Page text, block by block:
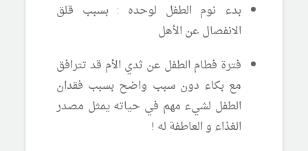
بدء نوم الطفل لوحده : بسبب قلق
الانفصال عن الأهل
فترة فطام الطفل عن ثدي الأم قد تترافق
مع بكاء دون سبب واضح بسبب فقدان
الطفل لشيء مهم في حياته يمثل مصدر
الغذاء و العاطفة له !